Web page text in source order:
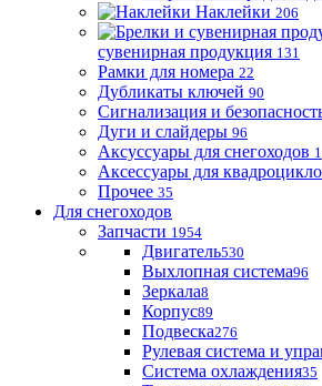
Наклейки 206
сувенирная продукция 131
Рамки для номера 22
Дубликаты ключей 90
Сигнализация и
Дуги и слайдеры 96
Аксуссуары для снегоходов 1
Аксессуары для
Прочее 35
Для снегоходов
Запчасти 1954
Двигатель530
Выхлопная система96
Зеркала8
Корпус89
Подвеска276
Рулевая система и
Система охлаждения35